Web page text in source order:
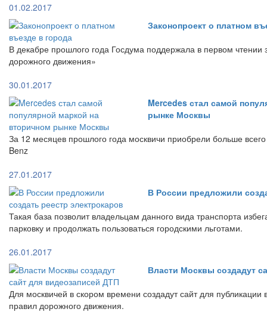
01.02.2017
Законопроект о платном
В декабре прошлого года Госдума поддержала в первом чтении
дорожного движения»
30.01.2017
Mercedes стал самой
рынке Москвы
За 12 месяцев прошлого года москвичи приобрели больше
Benz
27.01.2017
В России предложили
Такая база позволит владельцам данного вида транспорта
парковку и продолжать пользоваться городскими льготами.
26.01.2017
Власти Москвы создадут
Для москвичей в скором времени создадут сайт для
правил дорожного движения.